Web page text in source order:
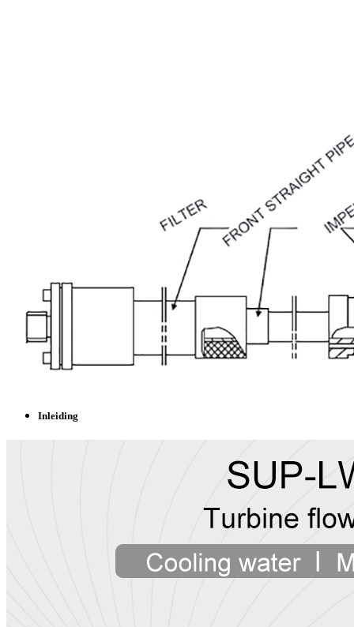
Inleiding